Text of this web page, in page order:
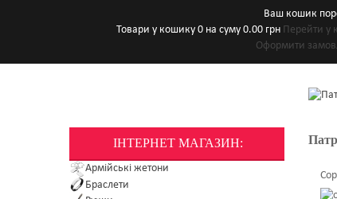
Ваш кошик
Товари у кошику 0 на суму 0.00 грн Перейти у
Оформити
ІНТЕРНЕТ МАГАЗИН:
Армійські жетони
Браслети